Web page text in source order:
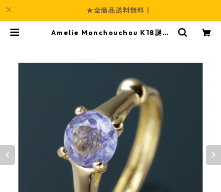
★全商品送料無料！
Amelie Monchouchou K18誕生
-Booth